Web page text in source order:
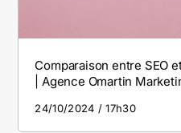
Comparaison entre SEO
| Agence Omartin
24/10/2024 17h30